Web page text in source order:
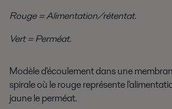
Rouge = Alimentation/rétentat.
Vert = Perméat.
Modèle d'écoulement dans une
spirale où le rouge représente
jaune le perméat.